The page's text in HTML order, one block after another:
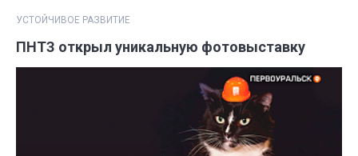
УСТОЙЧИВОЕ РАЗВИТИЕ
ПНТЗ открыл уникальную фотовыставку